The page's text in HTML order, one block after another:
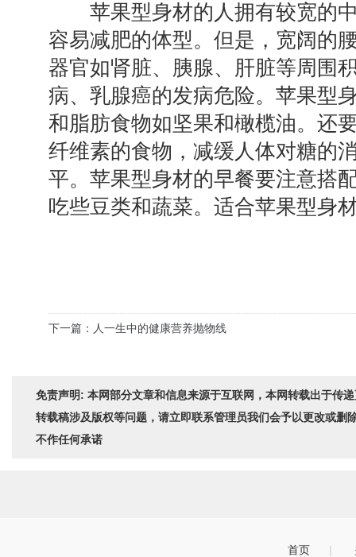
苹果型身材的人拥有较宽的中
容易减肥的体型。但是，宽阔的
器官如肾脏、胰腺、肝脏等周围
病、乳腺癌的发病危险。苹果型
和脂肪食物如坚果和橄榄油。还
纤维素的食物，减缓人体对糖的
平。苹果型身材的早餐要注意搭
吃些豆类和蔬菜。适合苹果型身
下一篇：人一生中的健康营养抛物线
免责声明: 本网部分文章和信息来源于互联网，本网转载出于传
转载稿涉及版权等问题，请立即联系管理员我们会予以更改或
不作任何承诺
首页 |